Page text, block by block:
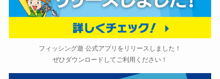
フィッシング遊 公式アプリをリリースしました！
ぜひダウンロードしてご利用ください！